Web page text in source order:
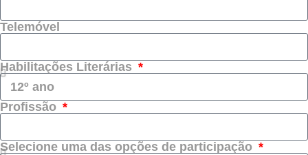
Telemóvel
Habilitações Literárias
Profissão
Selecione uma das opções de participação